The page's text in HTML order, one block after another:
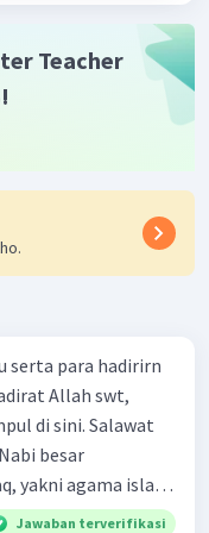
Teacher
serta para hadirirn
Allah swt,
di sini. Salawat
besar
yakni agama islam,
ke dalam
Jawaban terverifikasi